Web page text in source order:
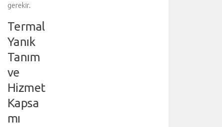
gerekir.
Termal
Yanık
Tanım
ve
Hizmet
Kapsa
mı